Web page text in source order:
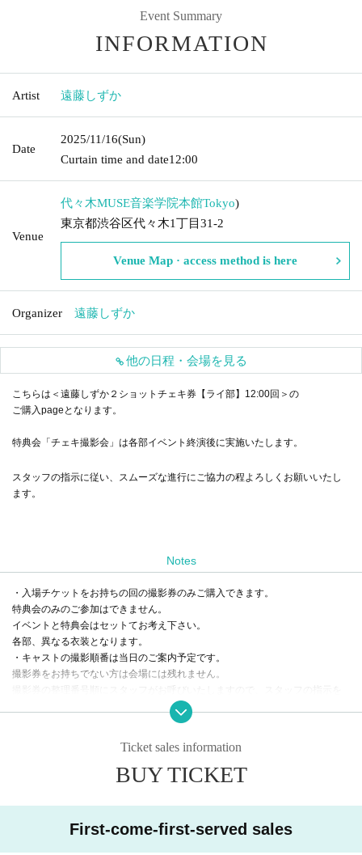
Event Summary
INFORMATION
Artist 遠藤しずか
Date
2025/11/16(Sun)
Curtain time and date12:00
Venue
代々木MUSE音楽学院本館Tokyo)
東京都渋谷区代々木1丁目31-2
Venue Map · access method is here
Organizer 遠藤しずか
他の日程・会場を見る
こちらは＜遠藤しずか２ショットチェキ券【ライ部】12:00回＞の
ご購入pageとなります。
特典会「チェキ撮影会」は各部イベント終演後に実施いたします。
スタッフの指示に従い、スムーズな進行にご協力の程よろしくお願いいたし
ます。
Notes
・入場チケットをお持ちの回の撮影券のみご購入できます。
特典会のみのご参加はできません。
イベントと特典会はセットてお考え下さい。
各部、異なる衣装となります。
・キャストの撮影順番は当日のご案内予定です。
撮影券をお持ちでない方は会場には残れません。
撮影券の整理番号順にスタッフがお呼びいたしますので、スタッフの指示を
聞いて頂き、スムーズな進行にご協力の程よろしくお願い致します。
また、終わられた方から順次お帰り頂きますようお願い致します。
Ticket sales information
BUY TICKET
First-come-first-served sales